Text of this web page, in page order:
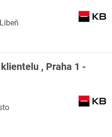
, Praha 1 -